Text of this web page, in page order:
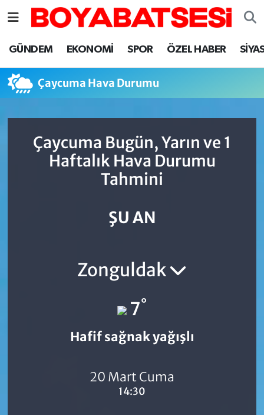
GÜNDEM EKONOMİ SPOR ÖZEL HABER
Çaycuma Hava Durumu
Çaycuma Bugün, Yarın ve 1
Haftalık Hava Durumu
Tahmini
ŞU AN
Zonguldak
7°
Hafif sağnak yağışlı
20 Mart Cuma
14:30
Sinop Nöbetçi Eczaneler
Sinop Trafik Yoğunluk Haritası
Süper Lig Puan Durumu ve Fikstür
Son Dakika Haberleri